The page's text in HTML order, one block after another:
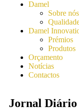
Damel
Sobre nós
Damel
Prémios
Produtos
Orçamento
Notícias
Contactos
Jornal Diário